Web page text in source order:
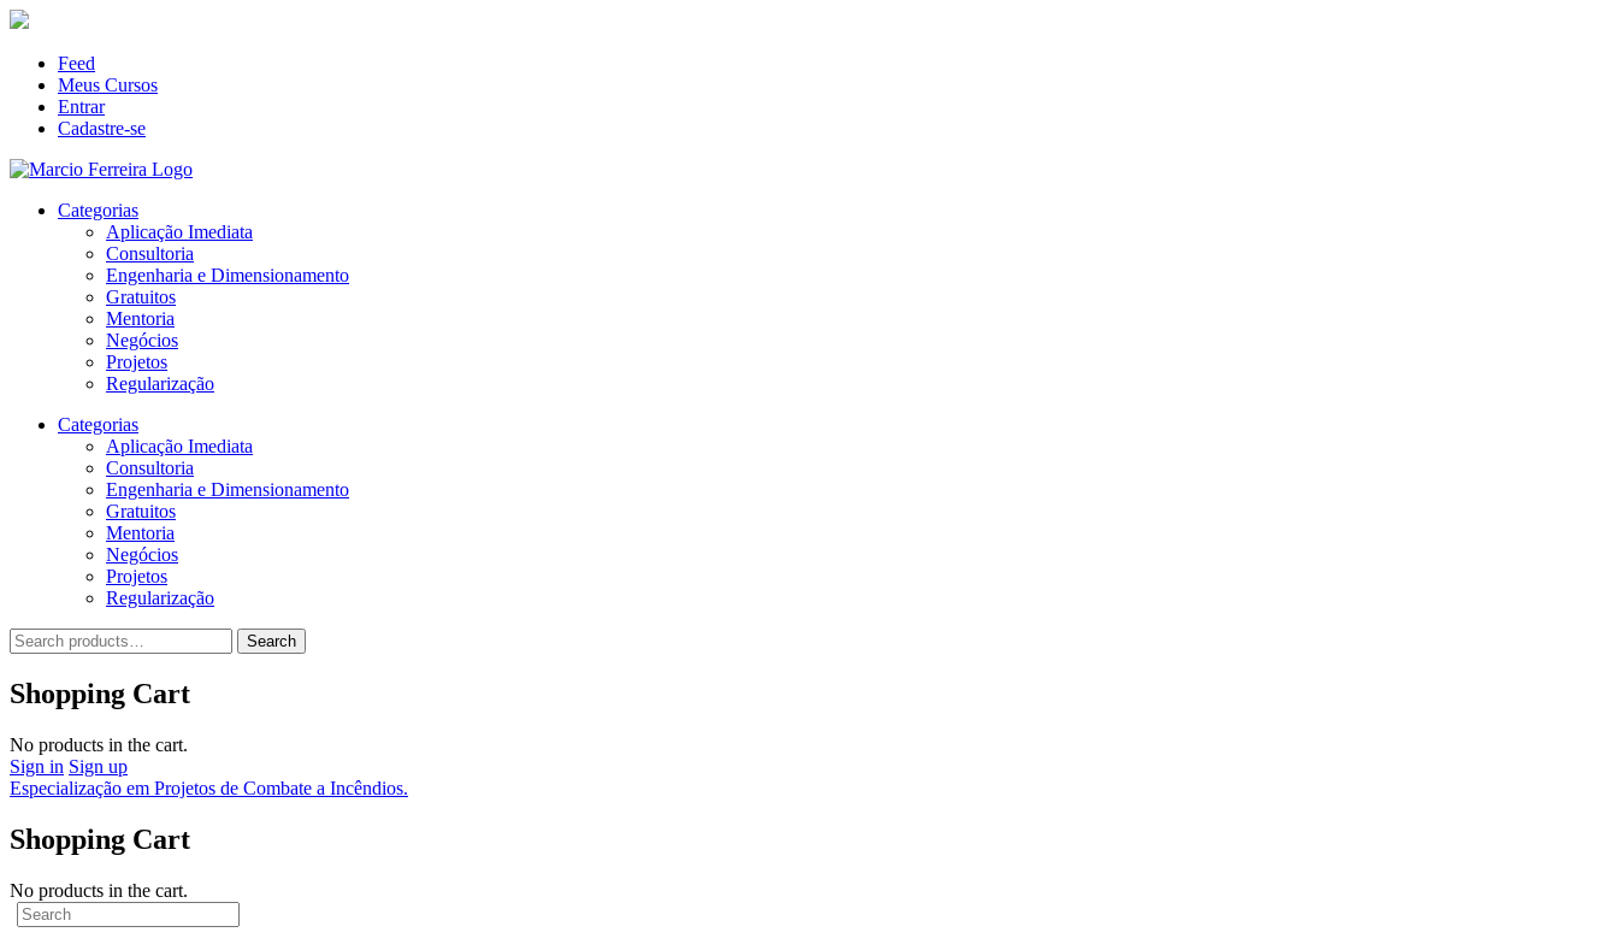
Feed
Meus Cursos
Entrar
Cadastre-se
Categorias
Aplicação Imediata
Consultoria
Engenharia e Dimensionamento
Gratuitos
Mentoria
Negócios
Projetos
Regularização
Categorias
Aplicação Imediata
Consultoria
Engenharia e Dimensionamento
Gratuitos
Mentoria
Negócios
Projetos
Regularização
Search
for:
Search
Shopping Cart
No products in the cart.
Sign in Sign up
Especialização em Projetos de Combate a Incêndios.
Shopping Cart
No products in the cart.
Search
for: